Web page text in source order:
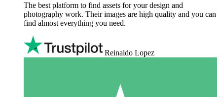
The best platform to find assets for your design and
photography work. Their images are high quality and you can
find almost everything you need.
Reinaldo Lopez